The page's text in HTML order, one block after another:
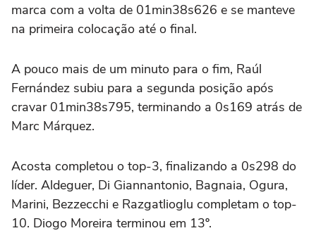
marca com a volta de 01min38s626 e se manteve
na primeira colocação até o final.
A pouco mais de um minuto para o fim, Raúl
Fernández subiu para a segunda posição após
cravar 01min38s795, terminando a 0s169 atrás de
Marc Márquez.
Acosta completou o top-3, finalizando a 0s298 do
líder. Aldeguer, Di Giannantonio, Bagnaia, Ogura,
Marini, Bezzecchi e Razgatlioglu completam o top-
10. Diogo Moreira terminou em 13º.